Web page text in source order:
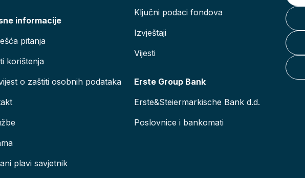
informacije
pitanja
korištenja
o zaštiti osobnih podataka
plavi savjetnik
Ključni podaci fondova
Izvještaji
Vijesti
Erste Group Bank
Erste&Steiermarkische Bank d.d.
Poslovnice i bankomati